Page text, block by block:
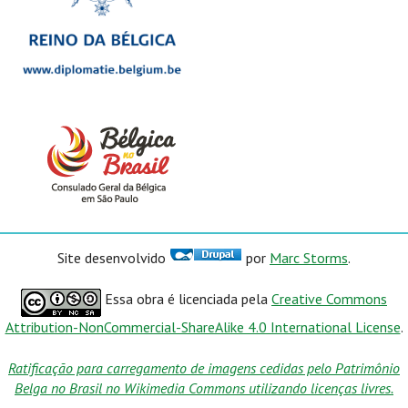
Site desenvolvido por Marc Storms.
Essa obra é licenciada pela Creative Commons
Attribution-NonCommercial-ShareAlike 4.0 International License.
Ratificação para carregamento de imagens cedidas pelo Patrimônio
Belga no Brasil no Wikimedia Commons utilizando licenças livres.